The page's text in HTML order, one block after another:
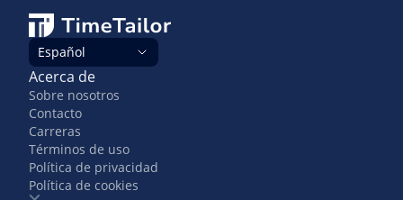
Español
Acerca de
Sobre nosotros
Contacto
Carreras
Términos de uso
Política de privacidad
Política de cookies